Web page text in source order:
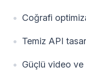
Coğrafi
Temiz API
Güçlü video